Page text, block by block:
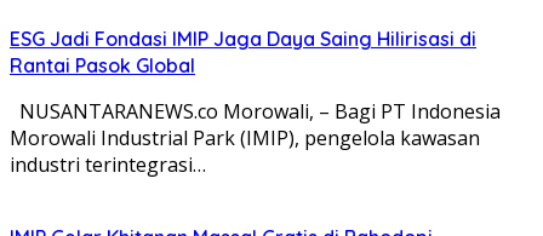
ESG Jadi Fondasi IMIP Jaga Daya Saing Hilirisasi di
Rantai Pasok Global
NUSANTARANEWS.co Morowali, – Bagi PT Indonesia
Morowali Industrial Park (IMIP), pengelola kawasan
industri terintegrasi…